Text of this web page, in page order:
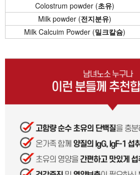
Colostrum powder (초유)
Milk powder (전지분유)
Milk Calcuim Powder (밀크칼슘)